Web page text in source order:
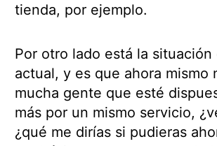
tienda, por ejemplo.
Por otro lado está la situación
actual, y es que ahora mismo
mucha gente que esté
más por un mismo servicio,
¿qué me dirías si pudieras